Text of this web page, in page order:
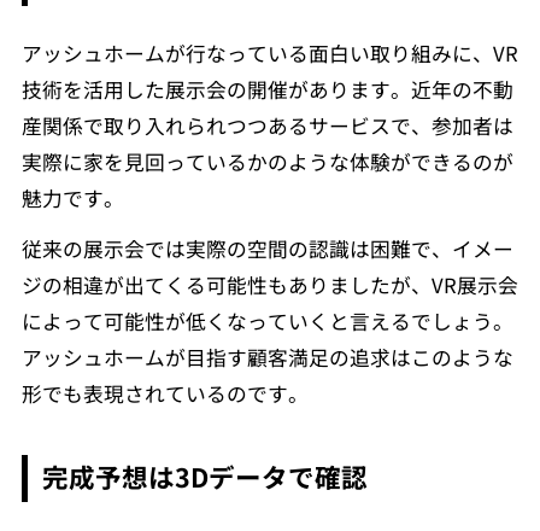
アッシュホームが行なっている面白い取り組みに、VR
技術を活用した展示会の開催があります。近年の不動
産関係で取り入れられつつあるサービスで、参加者は
実際に家を見回っているかのような体験ができるのが
魅力です。
従来の展示会では実際の空間の認識は困難で、イメー
ジの相違が出てくる可能性もありましたが、VR展示会
によって可能性が低くなっていくと言えるでしょう。
アッシュホームが目指す顧客満足の追求はこのような
形でも表現されているのです。
完成予想は3Dデータで確認